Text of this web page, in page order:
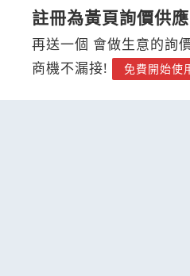
註冊為黃頁詢價供
再送一個 會做生意的詢
商機不漏接!
免費開始使